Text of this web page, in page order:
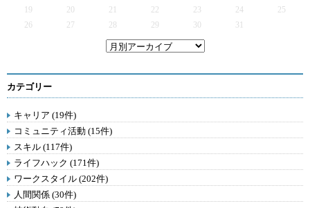
19
20 21 22 23 24
25
26
27 28 29 30 31
カテゴリー
キャリア (19件)
コミュニティ活動 (15件)
スキル (117件)
ライフハック (171件)
ワークスタイル (202件)
人間関係 (30件)